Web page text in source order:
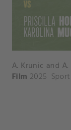
Film 2025 Sport